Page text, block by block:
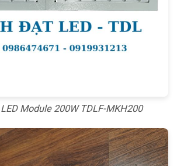
Module 200W TDLF-MKH200